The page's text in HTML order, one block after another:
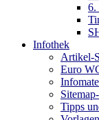
6.
Infothek
Artikel-
Euro
Tipps